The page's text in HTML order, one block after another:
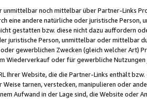
unmittelbar noch mittelbar über Partner-Links
eine andere natürliche oder juristische
gestatten bzw. diese nicht dazu auffordern
juristische Person, unmittelbar oder mittelbar
gewerblichen Zwecken (gleich welcher Art)
Wiederverkauf oder für gewerbliche
Ihrer Website, die die Partner-Links enthält
Weise tarnen, verstecken, manipulieren oder
Aufwand in der Lage sind, die Website oder